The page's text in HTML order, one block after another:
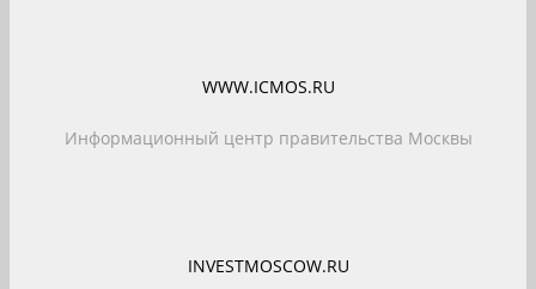
WWW.ICMOS.RU
Информационный центр правительства Москвы
INVESTMOSCOW.RU